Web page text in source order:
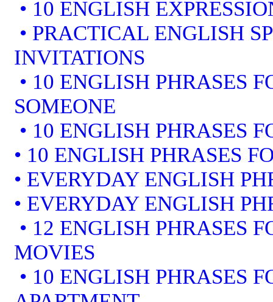
• 10 ENGLISH
• PRACTICAL ENGLISH
INVITATIONS
• 10 ENGLISH PHRASES
SOMEONE
• 10 ENGLISH PHRASES
• 10 ENGLISH PHRASES
• EVERYDAY ENGLISH
• EVERYDAY ENGLISH
• 12 ENGLISH PHRASES
MOVIES
• 10 ENGLISH PHRASES